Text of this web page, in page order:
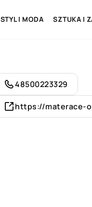
STYL I MODA SZTUKA I
48500223329
https://materace-